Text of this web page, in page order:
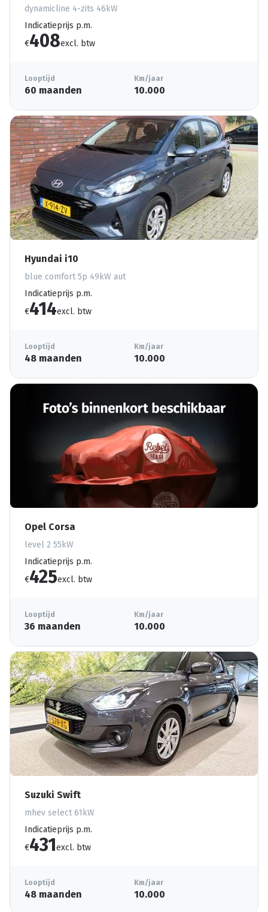
dynamicline 4-zits 46kW
Indicatieprijs p.m.
€408excl. btw
Looptijd
60 maanden
Km/jaar
10.000
Hyundai i10
blue comfort 5p 49kW aut
Indicatieprijs p.m.
€414excl. btw
Looptijd
48 maanden
Km/jaar
10.000
Opel Corsa
level 2 55kW
Indicatieprijs p.m.
€425excl. btw
Looptijd
36 maanden
Km/jaar
10.000
Suzuki Swift
mhev select 61kW
Indicatieprijs p.m.
€431excl. btw
Looptijd
48 maanden
Km/jaar
10.000